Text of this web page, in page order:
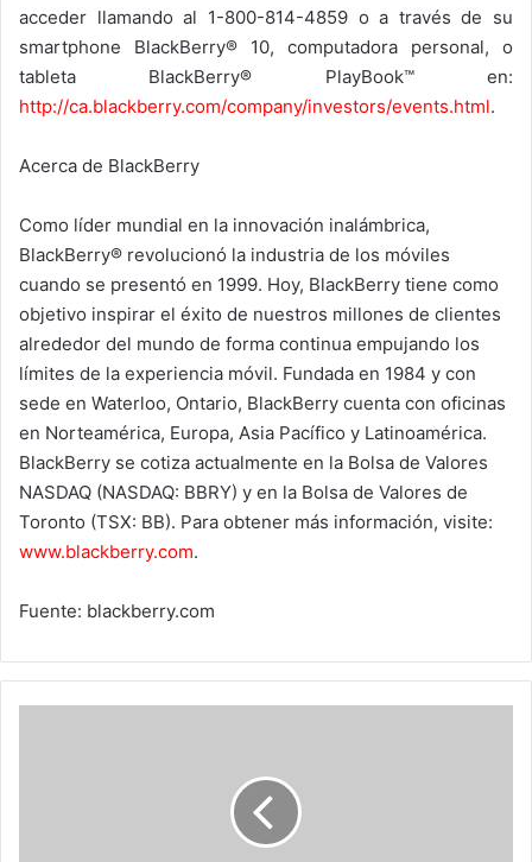
acceder llamando al 1-800-814-4859 o a través de su
smartphone BlackBerry® 10, computadora personal, o
tableta BlackBerry® PlayBook™ en:
http://ca.blackberry.com/company/investors/events.html.
Acerca de BlackBerry
Como líder mundial en la innovación inalámbrica,
BlackBerry® revolucionó la industria de los móviles
cuando se presentó en 1999. Hoy, BlackBerry tiene como
objetivo inspirar el éxito de nuestros millones de clientes
alrededor del mundo de forma continua empujando los
límites de la experiencia móvil. Fundada en 1984 y con
sede en Waterloo, Ontario, BlackBerry cuenta con oficinas
en Norteamérica, Europa, Asia Pacífico y Latinoamérica.
BlackBerry se cotiza actualmente en la Bolsa de Valores
NASDAQ (NASDAQ: BBRY) y en la Bolsa de Valores de
Toronto (TSX: BB). Para obtener más información, visite:
www.blackberry.com.
Fuente: blackberry.com